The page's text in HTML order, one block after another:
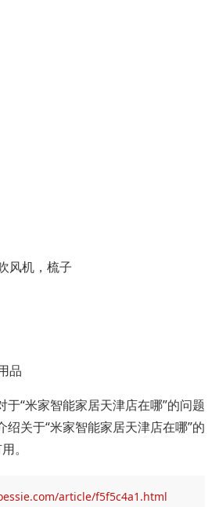
风机，梳子
品
于“米家智能家居天津店在哪”的问题
绍关于“米家智能家居天津店在哪”的
。
article/f5f5c4a1.html